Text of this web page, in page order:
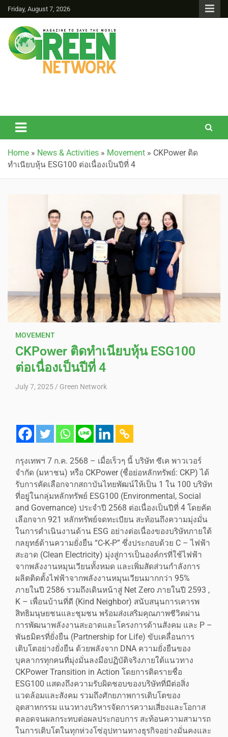
Friday, August 7, 2026
Home » News & Activities » Movement » CKPower ติด
ทำเนียบหุ้น ESG100 ต่อเนื่องเป็นปีที่ 4
MOVEMENT
CKPower ติดทำเนียบหุ้น ESG100
ต่อเนื่องเป็นปีที่ 4
July 7, 2025 Green Network
กรุงเทพฯ 7 ก.ค. 2568 – เมื่อเร็วๆ นี้ บริษัท ซีเค พาวเวอร์
จำกัด (มหาชน) หรือ CKPower (ชื่อย่อหลักทรัพย์: CKP) ได้
รับการคัดเลือกจากสถาบันไทยพัฒน์ให้เป็น 1 ใน 100 บริษัท
ที่อยู่ในกลุ่มหลักทรัพย์ ESG100 (Environmental, Social
and Governance) ประจำปี 2568 ต่อเนื่องเป็นปีที่ 4 โดยคัด
เลือกจาก 921 หลักทรัพย์จดทะเบียน สะท้อนถึงความมุ่งมั่น
ในการดำเนินงานด้าน ESG อย่างต่อเนื่องของบริษัทภายใต้
กลยุทธ์ด้านความยั่งยืน “C-K-P” ซึ่งประกอบด้วย C – ไฟฟ้า
สะอาด (Clean Electricity) มุ่งสู่การเป็นองค์กรที่ใช้ไฟฟ้า
จากพลังงานหมุนเวียนทั้งหมด และเพิ่มสัดส่วนกำลังการ
ผลิตติดตั้งไฟฟ้าจากพลังงานหมุนเวียนมากกว่า 95%
ภายในปี 2586 รวมถึงเดินหน้าสู่ Net Zero ภายในปี 2593 ,
K – เพื่อนบ้านที่ดี (Kind Neighbor) สนับสนุนการเคารพ
สิทธิมนุษยชนและชุมชน พร้อมส่งเสริมคุณภาพชีวิตผ่าน
การพัฒนาพลังงานสะอาดและโครงการด้านสังคม และ P –
พันธมิตรที่ยั่งยืน (Partnership for Life) ขับเคลื่อนการ
เติบโตอย่างยั่งยืน ด้วยพลังจาก DNA ความยั่งยืนของ
บุคลากรทุกคนที่มุ่งมั่นลงมือปฏิบัติจริงภายใต้แนวทาง
CKPower Transition in Action โดยการติดรายชื่อ
ESG100 แสดงถึงความรับผิดชอบของบริษัทที่มีต่อสิ่ง
แวดล้อมและสังคม รวมถึงศักยภาพการเติบโตของ
อุตสาหกรรม แนวทางบริหารจัดการความเสี่ยงและโอกาส
ตลอดจนผลกระทบต่อผลประกอบการ สะท้อนความสามารถ
ในการเติบโตในทุกห่วงโซ่อุปทานทางธุรกิจอย่างมั่นคงและ